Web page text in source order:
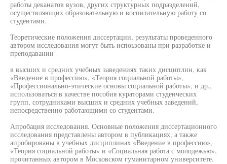
работы деканатов вузов, других структурных подразделений,
осуществляющих образовательную и воспитательную работу со
студентами.
Теоретические положения диссертации, результаты проведенного
автором исследования могут быть испоьзованы при разработке и
преподавании
в высших и средних учебных заведениях таких дисциплин, как
«Введение в профессию», «Теория социальной работы»,
«Профессионально-этические основы социальной работы», и др.,
использоваться в качестве пособия кураторами студенческих
групп, сотрудниками высших и средних учебных заведений,
непосредственно работающими со студентами.
Апробация исследования. Основные положения диссертационного
исследования представлены автором в публикациях, а также
апробированы в учебных дисциплинах «Введение в профессию»,
«Теория социальной работы» и «Социальная работа с молодежью»,
прочитанных автором в Московском гуманитарном университете.